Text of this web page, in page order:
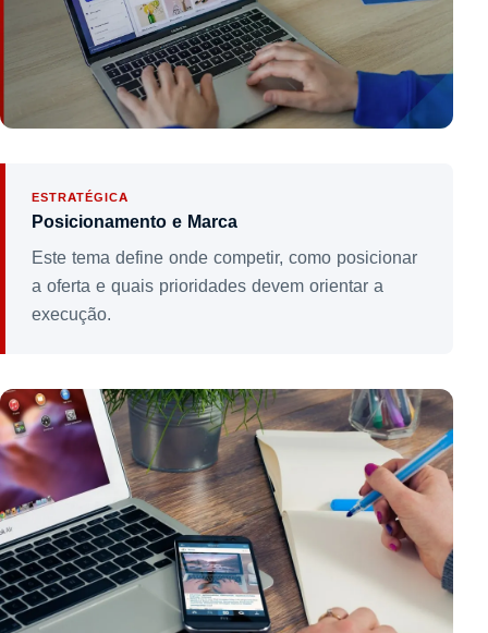
ESTRATÉGICA
Posicionamento e Marca
Este tema define onde competir, como posicionar
a oferta e quais prioridades devem orientar a
execução.